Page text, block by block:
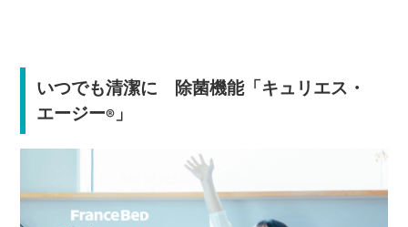
いつでも清潔に 除菌機能「キュリエス・
エージー®」